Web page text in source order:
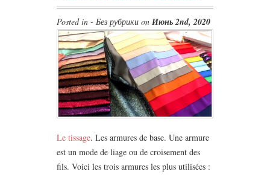
Posted in - Без рубрики on Июнь 2nd, 2020
Le tissage. Les armures de base. Une armure
est un mode de liage ou de croisement des
fils. Voici les trois armures les plus utilisées :